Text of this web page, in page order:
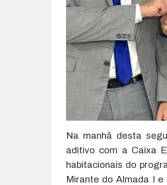
Na manhã desta
aditivo com a Caixa
habitacionais do
Mirante do Almada I